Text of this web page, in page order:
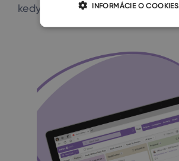
kedykoľvek a kdekoľvek.INFORMÁCIE O COOKIES